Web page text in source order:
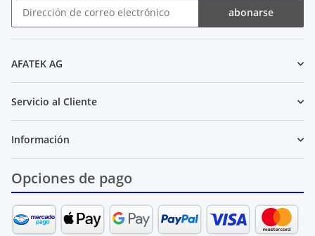
abonarse
AFATEK AG
Servicio al Cliente
Información
Opciones de pago